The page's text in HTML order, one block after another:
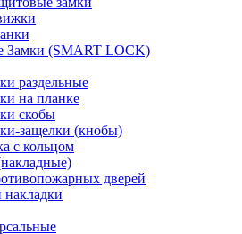
Замки (SMART LOCK)
раздельные
на планке
скобы
защелки (кнобы)
с кольцом
дверей